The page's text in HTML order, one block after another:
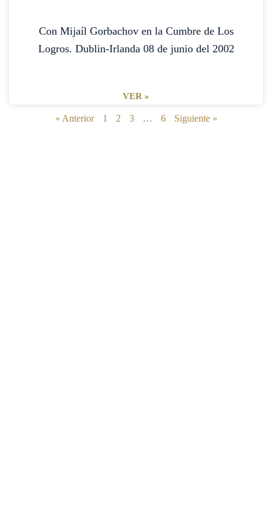
Con Mijaíl Gorbachov en la Cumbre de Los
Logros. Dublin-Irlanda 08 de junio del 2002
VER »
« Anterior 1 2 3 … 6 Siguiente »